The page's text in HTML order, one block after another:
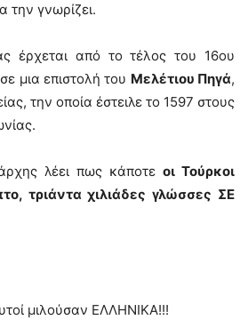
την γνωρίζει.
έρχεται από το τέλος του 16ου
μια επιστολή του Μελέτιου Πηγά,
την οποία έστειλε το 1597 στους
λέει πως κάποτε οι Τούρκοι
τριάντα χιλιάδες γλώσσες ΣΕ
μιλούσαν ΕΛΛΗΝΙΚΑ!!!